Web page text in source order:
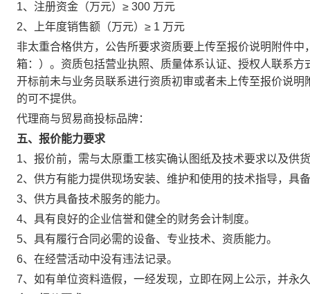
1、注册资金（万元）≥ 300 万元
2、上年度销售额（万元）≥ 1 万元
非太重合格供方，公告所要求资质要上传至报价说明附件
箱：）。资质包括营业执照、质量体系认证、授权人联系
开标前未与业务员联系进行资质初审或者未上传至报价说
的可不提供。
代理商与贸易商投标品牌：
五、报价能力要求
1、报价前，需与太原重工核实确认图纸及技术要求以及供
2、供方有能力提供现场安装、维护和使用的技术指导，具
3、供方具备技术服务的能力。
4、具有良好的企业信誉和健全的财务会计制度。
5、具有履行合同必需的设备、专业技术、资质能力。
6、在经营活动中没有违法记录。
7、如有单位资料造假，一经发现，立即在网上公示，并永